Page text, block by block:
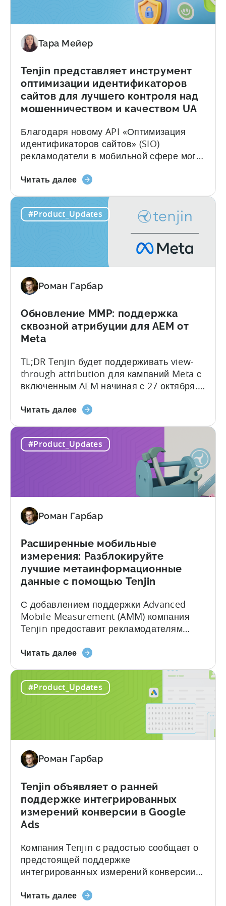
таблицы из панелей мониторинга, а
затем ждут, пока эти «танцующие точки»
соберут воедино...
данным
Тара Мейер
Tenjin представляет инструмент
оптимизации идентификаторов
сайтов для лучшего контроля над
мошенничеством и качеством UA
Благодаря новому API «Оптимизация
идентификаторов сайтов» (SIO)
рекламодатели в мобильной сфере могут
малоэффективные идентификаторы
отрасли такая возможность. Tenjin
стремится помогать рекламодателям
защищать свои бюджеты. Борьба с
мошенничеством уже давно занимает
центральное место в нашей стратегии
развития. Выпуск нашего API SIO раньше
других участников отрасли
демонстрирует, что...
Читать далееО
представляет
идентификации
лучшего
над
мошенничеством
UA
#Product_Updates
Роман Гарбар
Обновление MMP: поддержка
сквозной атрибуции для AEM от
Meta
TL;DR Tenjin будет поддерживать view-
through attribution для кампаний Meta с
включенным AEM начиная с 27 октября.
улучшаться. В тесном сотрудничестве мы
для кампаний Meta, в которых включена
функция Aggregated Events
Measurement (AEM). Распространение
обновления начнется 27 октября. Что
такое агрегированные события...
Читать далеео
поддержка
для
AEM
#Product_Updates
Роман Гарбар
Расширенные мобильные
измерения: Разблокируйте
лучшие метаинформационные
данные с помощью Tenjin
С добавлением поддержки Advanced
Mobile Measurement (AMM) компания
Tenjin предоставит рекламодателям
кампаниях, проводимых на Meta. Эта
глубокие данные об атрибуции в
Facebook, Instagram и других
платформах Meta, помогая маркетологам
оптимизировать производительность и
принимать более разумные решения на
основе достоверной информации. TL;DR
Meta снова включает AMM-отчетность....
Читать далеео
Measurement:
метаинформационные
помощью
#Product_Updates
Роман Гарбар
Tenjin объявляет о ранней
поддержке интегрированных
измерений конверсии в Google
Ads
Компания Tenjin с радостью сообщает о
предстоящей поддержке
интегрированных измерений конверсии
интеграция позволит пользователям
Читать далеео